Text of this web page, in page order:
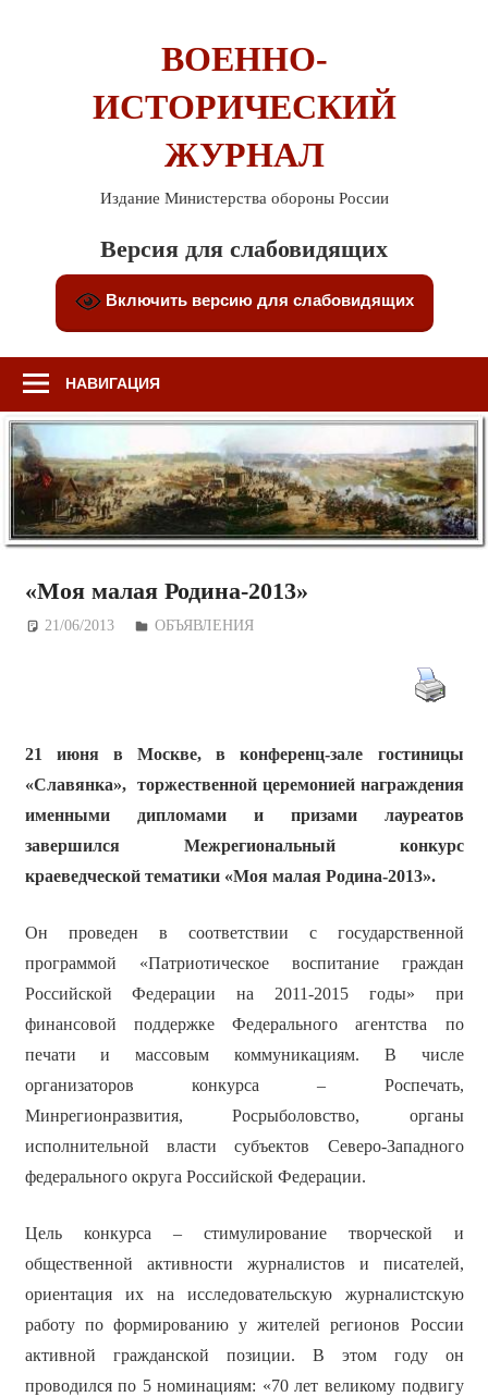
ВОЕННО-
ИСТОРИЧЕСКИЙ
ЖУРНАЛ
Издание Министерства обороны России
Версия для слабовидящих
Включить версию для слабовидящих
НАВИГАЦИЯ
«Моя малая Родина-2013»
21/06/2013 Дежурный по Редакции
ОБЪЯВЛЕНИЯ
21 июня в Москве, в конференц-зале гостиницы
«Славянка», торжественной церемонией награждения
именными дипломами и призами лауреатов
завершился Межрегиональный конкурс
краеведческой тематики «Моя малая Родина-2013».
Он проведен в соответствии с государственной
программой «Патриотическое воспитание граждан
Российской Федерации на 2011-2015 годы» при
финансовой поддержке Федерального агентства по
печати и массовым коммуникациям. В числе
организаторов конкурса – Роспечать,
Минрегионразвития, Росрыболовство, органы
исполнительной власти субъектов Северо-Западного
федерального округа Российской Федерации.
Цель конкурса – стимулирование творческой и
общественной активности журналистов и писателей,
ориентация их на исследовательскую журналистскую
работу по формированию у жителей регионов России
активной гражданской позиции.
В этом году он
проводился по 5 номинациям: «70 лет великому подвигу